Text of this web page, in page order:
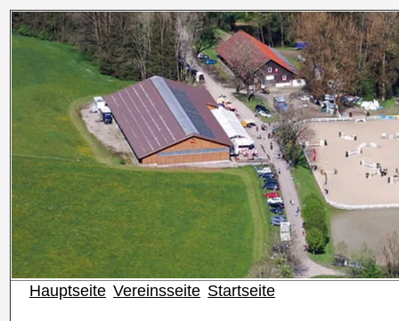
Hauptseite Vereinsseite Startseite